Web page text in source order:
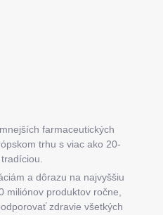
farmaceutických
trhu s viac ako 20-
a dôrazu na najvyššiu
miliónov produktov ročne,
zdravie všetkých